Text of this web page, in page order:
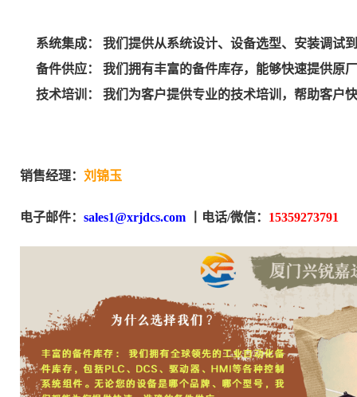
系统集成： 我们提供从系统设计、设备选型、安装调试
备件供应： 我们拥有丰富的备件库存，能够快速提供原
技术培训： 我们为客户提供专业的技术培训，帮助客户
销售经理： 刘锦玉
电子邮件： sales1@xrjdcs.com 电话/微信： 15359273791